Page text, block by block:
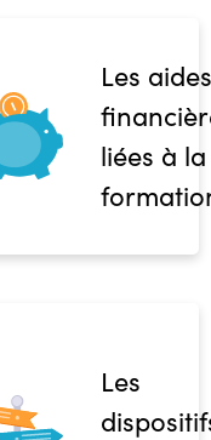
Les aides
liées à la
Les